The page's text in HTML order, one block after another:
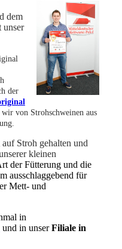
dem
unser
der
von Strohschweinen aus
Stroh gehalten und
kleinen
der Fütterung und die
ausschlaggebend für
Mett- und
in
und in unserFiliale in